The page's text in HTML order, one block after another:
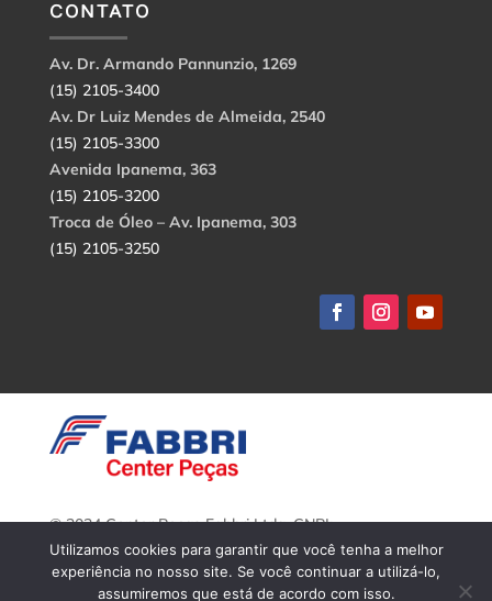
CONTATO
Av. Dr. Armando Pannunzio, 1269
(15) 2105-3400
Av. Dr Luiz Mendes de Almeida, 2540
(15) 2105-3300
Avenida Ipanema, 363
(15) 2105-3200
Troca de Óleo – Av. Ipanema, 303
(15) 2105-3250
© 2024 Center Peças Fabbri Ltda. CNPJ:
56.908.650/0001-94.
Todos os direitos reservados.
Utilizamos cookies para garantir que você tenha a melhor
experiência no nosso site. Se você continuar a utilizá-lo,
assumiremos que está de acordo com isso.